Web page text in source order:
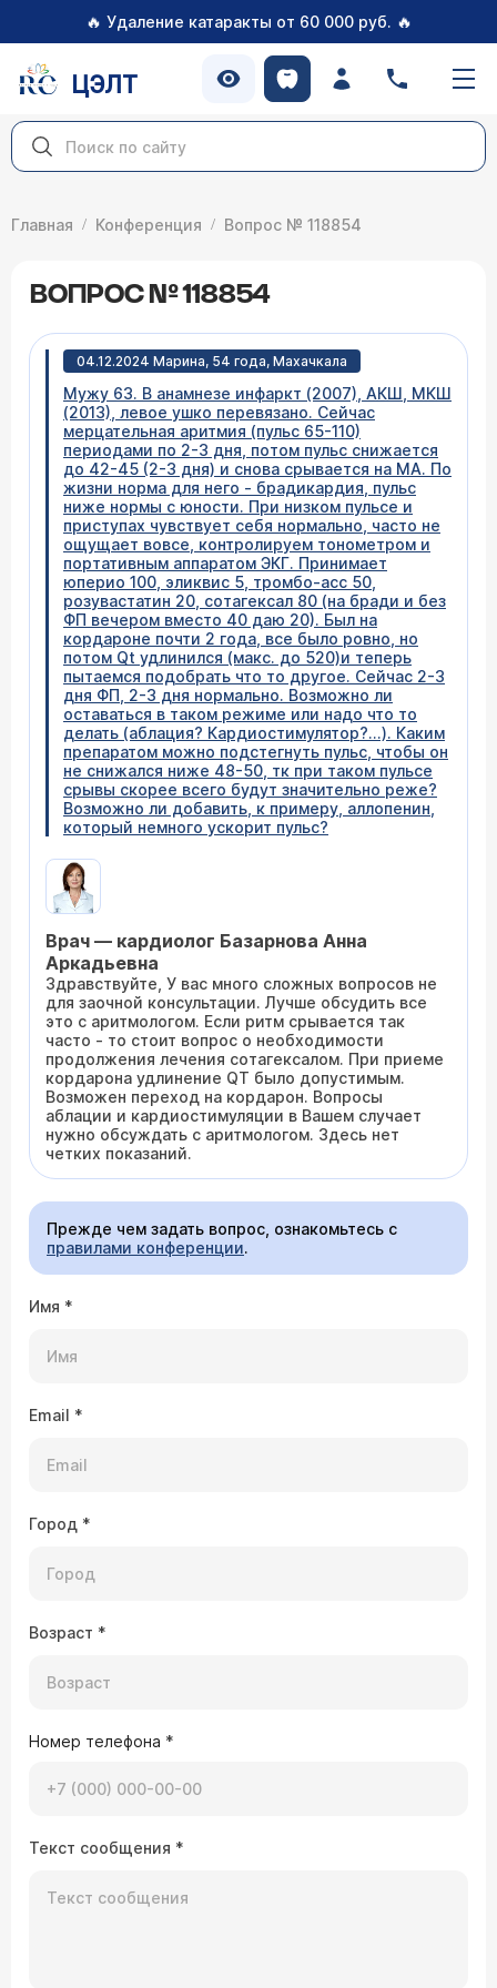
🔥 Удаление катаракты от 60 000 руб. 🔥
ЦЭЛТ
Главная Конференция Вопрос № 118854
ВОПРОС № 118854
04.12.2024 Марина, 54 года, Махачкала
Мужу 63. В анамнезе инфаркт (2007), АКШ, МКШ
(2013), левое ушко перевязано. Сейчас
мерцательная аритмия (пульс 65-110)
периодами по 2-3 дня, потом пульс снижается
до 42-45 (2-3 дня) и снова срывается на МА. По
жизни норма для него - брадикардия, пульс
ниже нормы с юности. При низком пульсе и
приступах чувствует себя нормально, часто не
ощущает вовсе, контролируем тонометром и
портативным аппаратом ЭКГ. Принимает
юперио 100, эликвис 5, тромбо-асс 50,
розувастатин 20, сотагексал 80 (на бради и без
ФП вечером вместо 40 даю 20). Был на
кордароне почти 2 года, все было ровно, но
потом Qt удлинился (макс. до 520)и теперь
пытаемся подобрать что то другое. Сейчас 2-3
дня ФП, 2-3 дня нормально. Возможно ли
оставаться в таком режиме или надо что то
делать (аблация? Кардиостимулятор?...). Каким
препаратом можно подстегнуть пульс, чтобы он
не снижался ниже 48-50, тк при таком пульсе
срывы скорее всего будут значительно реже?
Возможно ли добавить, к примеру, аллопенин,
который немного ускорит пульс?
Врач — кардиолог Базарнова Анна
Аркадьевна
Здравствуйте, У вас много сложных вопросов не
для заочной консультации. Лучше обсудить все
это с аритмологом. Если ритм срывается так
часто - то стоит вопрос о необходимости
продолжения лечения сотагексалом. При приеме
кордарона удлинение QT было допустимым.
Возможен переход на кордарон. Вопросы
аблации и кардиостимуляции в Вашем случает
нужно обсуждать с аритмологом. Здесь нет
четких показаний.
Прежде чем задать вопрос, ознакомьтесь с
правилами конференции.
Имя *
Email *
Город *
Возраст *
Номер телефона *
Текст сообщения *